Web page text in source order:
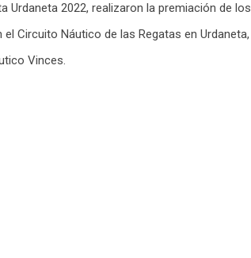
Urdaneta 2022, realizaron la premiación de los
Circuito Náutico de las Regatas en Urdaneta,
Vinces.